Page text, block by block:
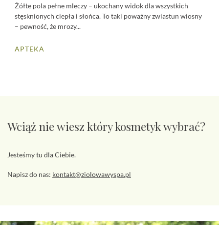
Żółte pola pełne mleczy – ukochany widok dla wszystkich
stęsknionych ciepła i słońca. To taki poważny zwiastun wiosny
– pewność, że mrozy...
APTEKA
Wciąż nie wiesz który kosmetyk wybrać?
Jesteśmy tu dla Ciebie.
Napisz do nas: kontakt@ziolowawyspa.pl